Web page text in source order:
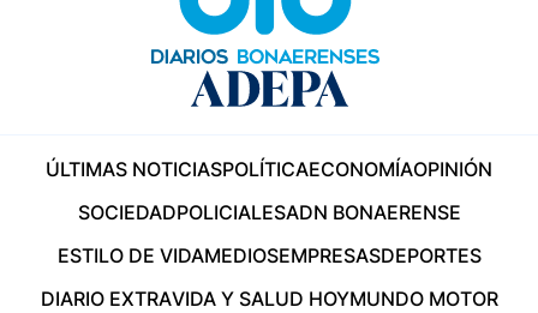
ÚLTIMAS NOTICIASPOLÍTICAECONOMÍAOPINIÓN
SOCIEDADPOLICIALESADN BONAERENSE
ESTILO DE VIDAMEDIOSEMPRESASDEPORTES
DIARIO EXTRAVIDA Y SALUD HOYMUNDO MOTOR